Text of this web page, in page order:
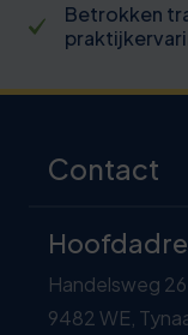
Betrokken
Contact
Handelsweg
9482 WE,